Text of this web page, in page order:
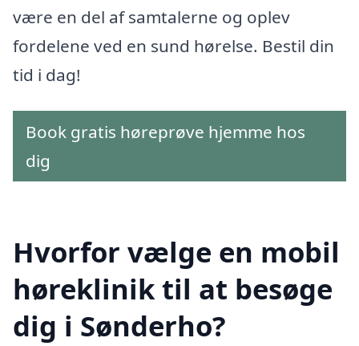
være en del af samtalerne og oplev
fordelene ved en sund hørelse. Bestil din
tid i dag!
Book gratis høreprøve hjemme hos
dig
Hvorfor vælge en mobil
høreklinik til at besøge
dig i Sønderho?